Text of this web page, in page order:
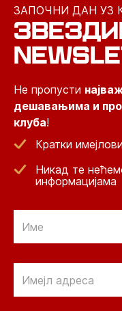
ЗАПОЧНИ ДАН УЗ
Не пропусти
дешавањима и
клуба!
Кратки
Никад те
информацијама